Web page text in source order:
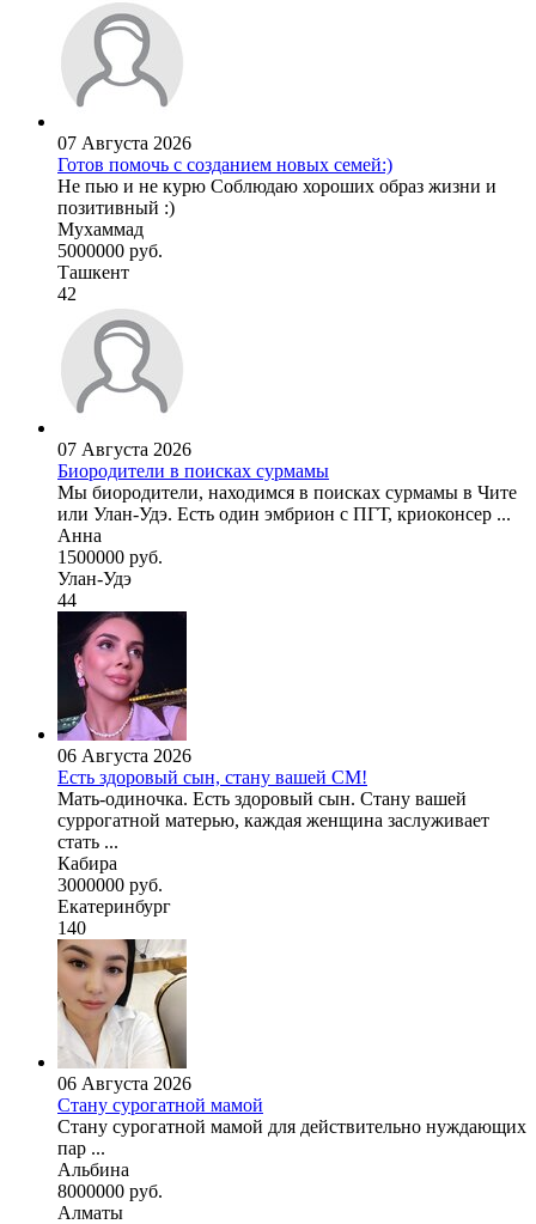
07 Августа 2026
Готов помочь с созданием новых семей:)
Не пью и не курю Соблюдаю хороших образ жизни и
позитивный :)
Мухаммад
5000000 руб.
Ташкент
42
07 Августа 2026
Биородители в поисках сурмамы
Мы биородители, находимся в поисках сурмамы в Чите
или Улан-Удэ. Есть один эмбрион с ПГТ, криоконсер ...
Анна
1500000 руб.
Улан-Удэ
44
06 Августа 2026
Есть здоровый сын, стану вашей СМ!
Мать-одиночка. Есть здоровый сын. Стану вашей
суррогатной матерью, каждая женщина заслуживает
стать ...
Кабира
3000000 руб.
Екатеринбург
140
06 Августа 2026
Стану сурогатной мамой
Стану сурогатной мамой для действительно нуждающих
пар ...
Альбина
8000000 руб.
Алматы